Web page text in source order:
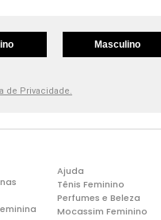
Masculino
de Privacidade.
Ajuda
Tênis Feminino
Perfumes e Beleza
Mocassim Feminino